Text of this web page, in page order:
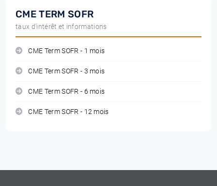
CME TERM SOFR
taux d'intérêt et informations
CME Term SOFR - 1 mois
CME Term SOFR - 3 mois
CME Term SOFR - 6 mois
CME Term SOFR - 12 mois